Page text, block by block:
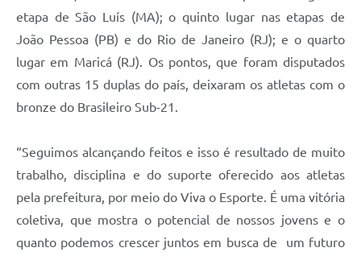
etapa de São Luís (MA); o quinto lugar nas etapas de
João Pessoa (PB) e do Rio de Janeiro (RJ); e o quarto
lugar em Maricá (RJ). Os pontos, que foram disputados
com outras 15 duplas do país, deixaram os atletas com o
bronze do Brasileiro Sub-21.
“Seguimos alcançando feitos e isso é resultado de muito
trabalho, disciplina e do suporte oferecido aos atletas
pela prefeitura, por meio do Viva o Esporte. É uma vitória
coletiva, que mostra o potencial de nossos jovens e o
quanto podemos crescer juntos em busca de um futuro